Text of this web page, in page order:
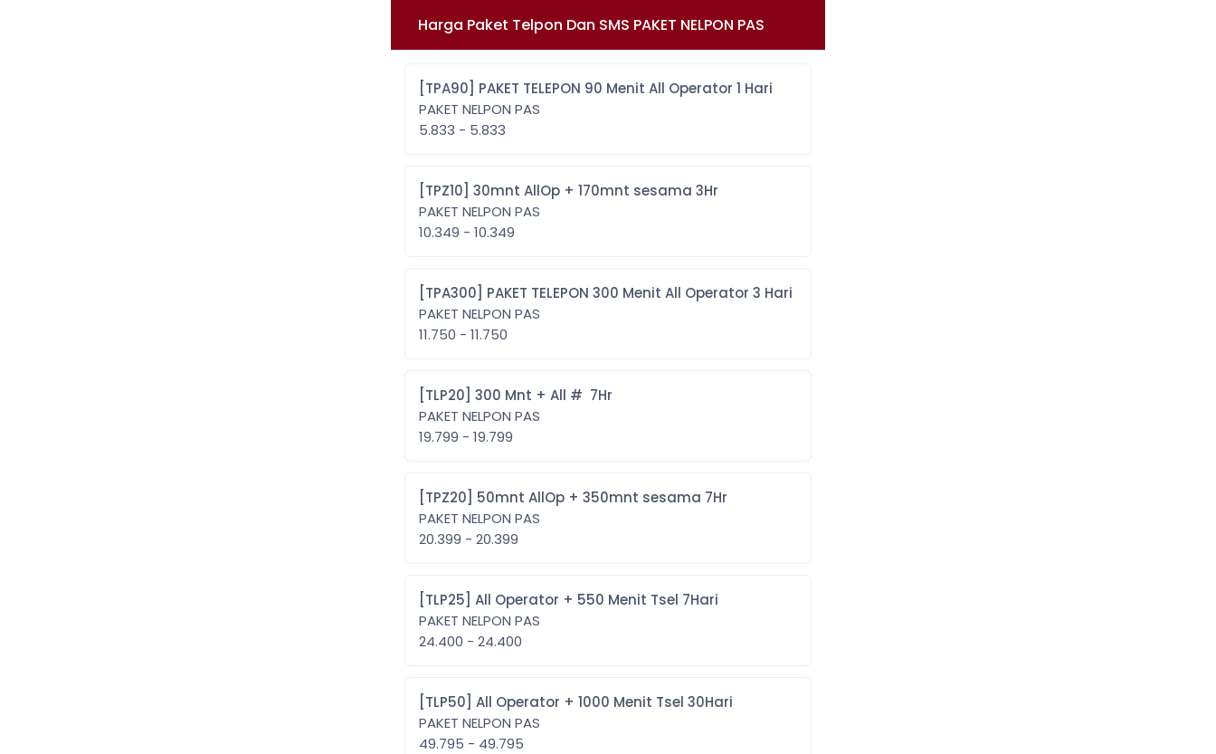
Harga Paket Telpon Dan SMS PAKET NELPON PAS
[TPA90] PAKET TELEPON 90 Menit All Operator 1 Hari
PAKET NELPON PAS
5.833 - 5.833
[TPZ10] 30mnt AllOp + 170mnt sesama 3Hr
PAKET NELPON PAS
10.349 - 10.349
[TPA300] PAKET TELEPON 300 Menit All Operator 3 Hari
PAKET NELPON PAS
11.750 - 11.750
[TLP20] 300 Mnt + All # 7Hr
PAKET NELPON PAS
19.799 - 19.799
[TPZ20] 50mnt AllOp + 350mnt sesama 7Hr
PAKET NELPON PAS
20.399 - 20.399
[TLP25] All Operator + 550 Menit Tsel 7Hari
PAKET NELPON PAS
24.400 - 24.400
[TLP50] All Operator + 1000 Menit Tsel 30Hari
PAKET NELPON PAS
49.795 - 49.795